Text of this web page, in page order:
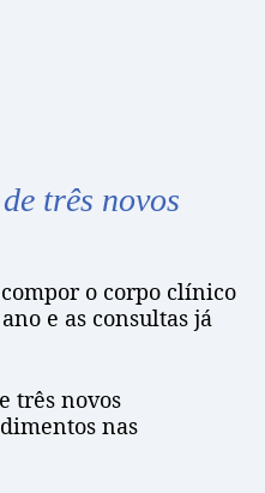
três novos
o corpo clínico
e as consultas já
três novos
nas